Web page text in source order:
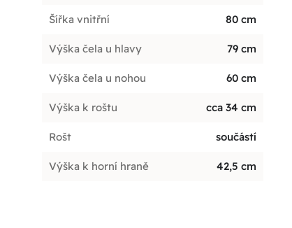
Šířka vnitřní 80 cm
Výška čela u hlavy 79 cm
Výška čela u nohou 60 cm
Výška k roštu cca 34 cm
Rošt součástí
Výška k horní hraně 42,5 cm